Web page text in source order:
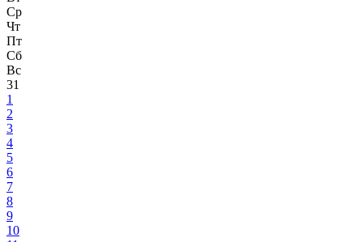
Ср
Чт
Пт
Сб
Вс
31
1
2
3
4
5
6
7
8
9
10